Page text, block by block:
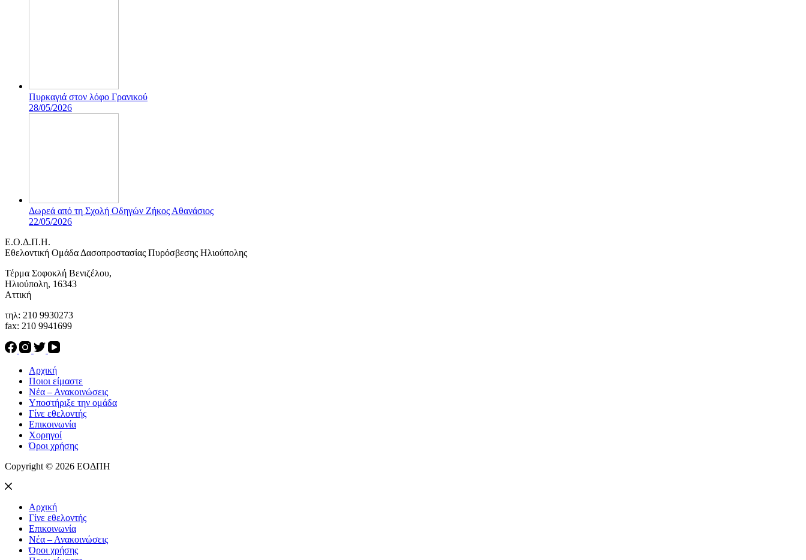
Πυρκαγιά στον λόφο Γρανικού
28/05/2026
Δωρεά από τη Σχολή Οδηγών Ζήκος Αθανάσιος
22/05/2026
Ε.Ο.Δ.Π.Η.
Eθελοντική Ομάδα Δασοπροστασίας Πυρόσβεσης Ηλιούπολης
Τέρμα Σοφοκλή Βενιζέλου,
Ηλιούπολη, 16343
Αττική
τηλ: 210 9930273
fax: 210 9941699
Αρχική
Ποιοι είμαστε
Νέα – Ανακοινώσεις
Υποστήριξε την ομάδα
Γίνε εθελοντής
Επικοινωνία
Χορηγοί
Όροι χρήσης
Copyright © 2026 ΕΟΔΠΗ
Αρχική
Γίνε εθελοντής
Επικοινωνία
Νέα – Ανακοινώσεις
Όροι χρήσης